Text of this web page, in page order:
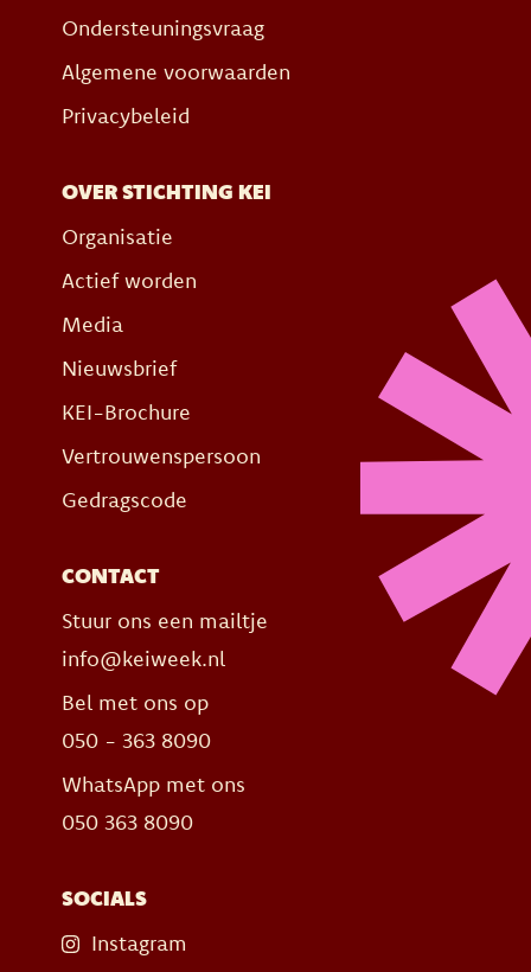
Ondersteuningsvraag
Algemene voorwaarden
Privacybeleid
OVER STICHTING KEI
Organisatie
Actief worden
Media
Nieuwsbrief
KEI-Brochure
Vertrouwenspersoon
Gedragscode
CONTACT
Stuur ons een mailtje
info@keiweek.nl
Bel met ons op
050 - 363 8090
WhatsApp met ons
050 363 8090
SOCIALS
Instagram